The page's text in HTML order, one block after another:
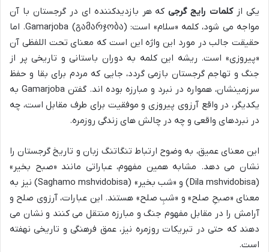
یکی ازکلمات رایج گرجیکه هر بازدیدکننده ای در گرجستان با آن
مواجه می شود، کلمه «سلام» است: Gamarjoba (გამარჯობა). اما
حقیقت جالب در مورد این واژه این است که معنای تحت اللفظی آن
«پیروزی» است. ریشه این کلمه به دوران باستانی و تاریخی پر از
جنگ و تهاجم گرجستان بازمی گردد، جایی که مردم برای بقا و حفظ
سرزمینشان، همواره در نبرد و مبارزه بوده اند. گفتن Gamarjoba به
یکدیگر، در واقع آرزوی پیروزی و موفقیت برای طرف مقابل است، چه
در نبردهای واقعی و چه در چالش های زندگی روزمره.
این معنای عمیق، به وضوح ارتباط تنگاتنگ زبان و تاریخ گرجستان را
نشان می دهد. مشابه همین مفهوم، عباراتی مانند «صبح بخیر»
(Dila mshvidobisa) و «شب بخیر» (Saghamo mshvidobisa) نیز به
معنای «صبحِ صلح» و «شبِ صلح» هستند. این عبارات، آرزوی صلح و
آرامش را در مقابل مفهوم جنگ و مبارزه منتقل می کنند و نشان می
دهند که حتی در تبریکات روزمره نیز، عمق فرهنگی و تاریخی نهفته
است.